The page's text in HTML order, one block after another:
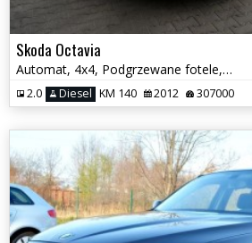
Skoda Octavia
Automat, 4x4, Podgrzewane fotele, Serwisowany,Scout
2.0 Diesel KM 140 2012 307000